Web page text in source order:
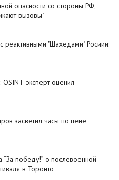
опасности со стороны РФ,
вызовы"
реактивными "Шахедами" Росиии:
эксперт оценил
засветил часы по цене
“За победу!” о послевоенной
в Торонто